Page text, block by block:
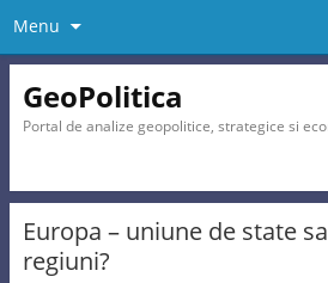
Menu
GeoPolitica
Portal de analize geopolitice, strategice si
Europa – uniune de state
regiuni?